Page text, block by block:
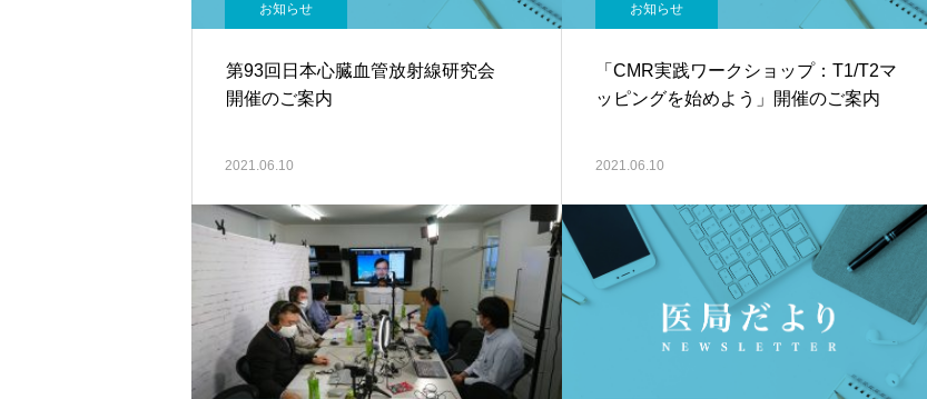
お知らせ
第93回日本心臓血管放射線研究会
開催のご案内
2021.06.10
お知らせ
「CMR実践ワークショップ：T1/T2マ
ッピングを始めよう」開催のご案内
2021.06.10